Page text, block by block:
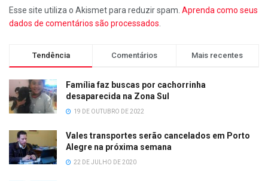
Esse site utiliza o Akismet para reduzir spam. Aprenda como seus
dados de comentários são processados
Tendência Comentários Mais recentes
Família faz buscas por cachorrinha
desaparecida na Zona Sul
19 DE OUTUBRO DE 2022
Vales transportes serão cancelados em Porto
Alegre na próxima semana
22 DE JULHO DE 2020